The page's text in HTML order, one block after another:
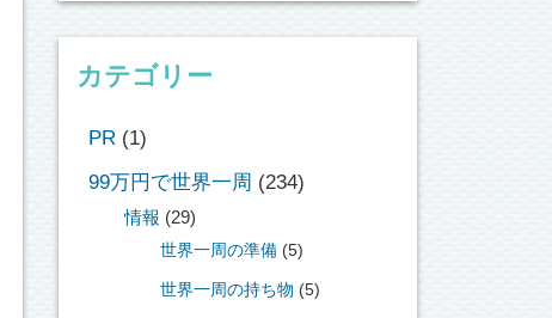
カテゴリー
PR (1)
99万円で世界一周 (234)
情報 (29)
世界一周の準備 (5)
世界一周の持ち物 (5)